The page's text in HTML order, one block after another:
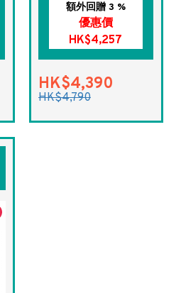
額外回贈 3 %
優惠價
HK$4,257
HK$4,390
HK$4,790